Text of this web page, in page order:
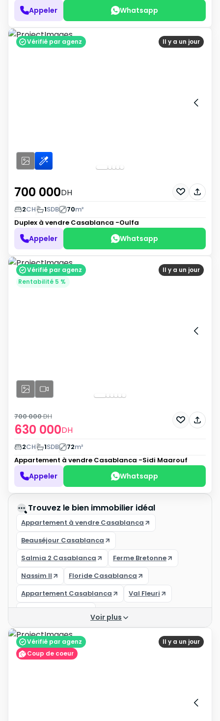
Appeler Whatsapp
Il y a un jour
Vérifié par agenz
700 000DH
2CH 1SDB 70m²
Duplex à vendre Casablanca -Oulfa
Appeler Whatsapp
Il y a un jour
Vérifié par agenz
Rentabilité 5 %
630 000DH
700 000DH
2CH 1SDB 72m²
Appartement à vendre Casablanca -Sidi Maarouf
Appeler Whatsapp
Trouvez le bien immobilier idéal
Appartement à vendre Casablanca
Beauséjour Casablanca
Salmia 2 Casablanca
Ferme Bretonne
Nassim II
Floride Casablanca
Appartement Casablanca
Val Fleuri
Achat appartement casablanca
Appartement à vendre Casablanca 300 000 DH
Voir plus
Il y a un jour
Vérifié par agenz
Coup de coeur